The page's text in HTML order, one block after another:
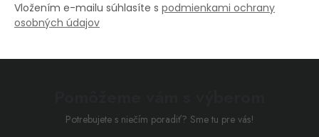
Vložením e-mailu súhlasíte s podmienkami ochrany
osobných údajov
Potrebujete s niečím poradiť? Sme tu pre vás!